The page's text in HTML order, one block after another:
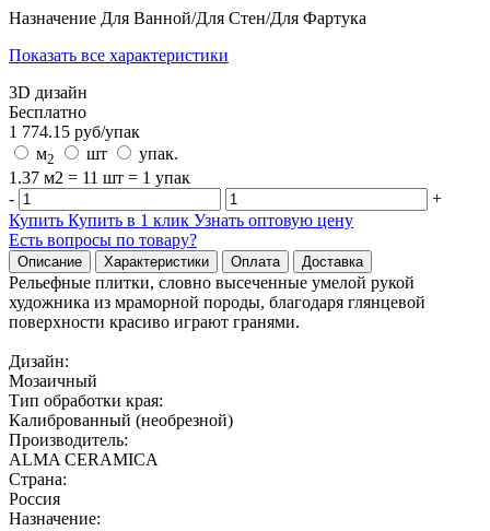
Назначение Для Ванной/Для Стен/Для Фартука
Показать все характеристики
3D дизайн
Бесплатно
1 774.15 руб/упак
м2 шт
упак.
1.37 м2 = 11 шт = 1 упак
-
+
Купить Купить в 1 клик Узнать оптовую цену
Есть вопросы по товару?
Описание Характеристики Оплата Доставка
Рельефные плитки, словно высеченные умелой рукой
художника из мраморной породы, благодаря глянцевой
поверхности красиво играют гранями.
Дизайн:
Мозаичный
Тип обработки края:
Калиброванный (необрезной)
Производитель:
ALMA CERAMICA
Страна:
Россия
Назначение: